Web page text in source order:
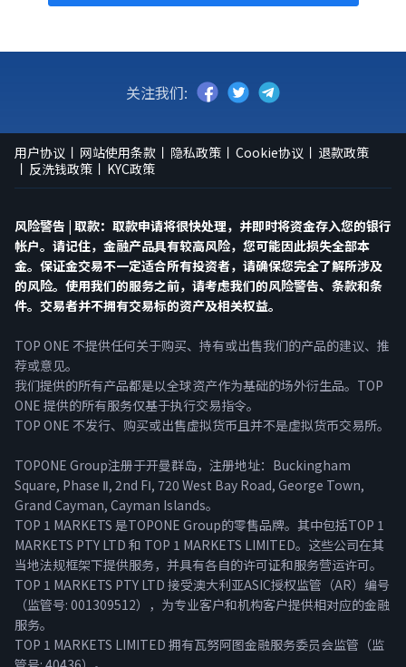
关注我们:
用户协议 网站使用条款 隐私政策 Cookie协议
退款政策
反洗钱政策
KYC政策
风险警告 | 取款：取款申请将很快处理，并即时将资金存入您的银行
帐户。请记住，金融产品具有较高风险，您可能因此损失全部本
金。保证金交易不一定适合所有投资者，请确保您完全了解所涉及
的风险。使用我们的服务之前，请考虑我们的风险警告、条款和条
件。交易者并不拥有交易标的资产及相关权益。
TOP ONE 不提供任何关于购买、持有或出售我们的产品的建议、推
荐或意见。
我们提供的所有产品都是以全球资产作为基础的场外衍生品。TOP
ONE 提供的所有服务仅基于执行交易指令。
TOP ONE 不发行、购买或出售虚拟货币且并不是虚拟货币交易所。
TOPONE Group注册于开曼群岛，注册地址：Buckingham
Square, Phase Ⅱ, 2nd FⅠ, 720 West Bay Road, George Town,
Grand Cayman, Cayman Islands。
TOP 1 MARKETS 是TOPONE Group的零售品牌。其中包括TOP 1
MARKETS PTY LTD 和 TOP 1 MARKETS LIMITED。这些公司在其
当地法规框架下提供服务，并具有各自的许可证和服务营运许可。
TOP 1 MARKETS PTY LTD 接受澳大利亚ASIC授权监管（AR）编号
（监管号: 001309512），为专业客户和机构客户提供相对应的金融
服务。
TOP 1 MARKETS LIMITED 拥有瓦努阿图金融服务委员会监管（监